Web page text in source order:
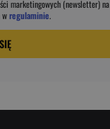
marketingowych (newsletter) na
wregulaminie.